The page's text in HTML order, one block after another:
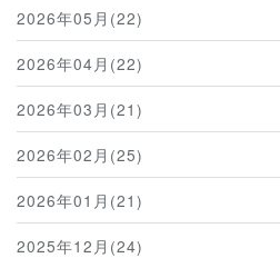
2026年05月(22)
2026年04月(22)
2026年03月(21)
2026年02月(25)
2026年01月(21)
2025年12月(24)